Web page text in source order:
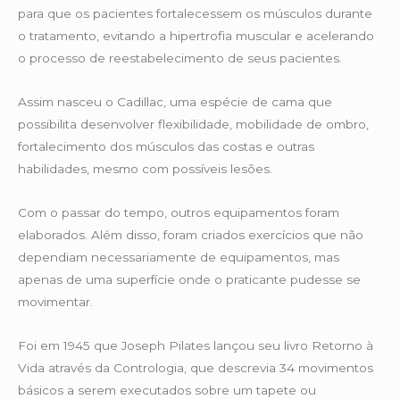
para que os pacientes fortalecessem os músculos durante
o tratamento, evitando a hipertrofia muscular e acelerando
o processo de reestabelecimento de seus pacientes.
Assim nasceu o Cadillac, uma espécie de cama que
possibilita desenvolver flexibilidade, mobilidade de ombro,
fortalecimento dos músculos das costas e outras
habilidades, mesmo com possíveis lesões.
Com o passar do tempo, outros equipamentos foram
elaborados. Além disso, foram criados exercícios que não
dependiam necessariamente de equipamentos, mas
apenas de uma superfície onde o praticante pudesse se
movimentar.
Foi em 1945 que Joseph Pilates lançou seu livro Retorno à
Vida através da Contrologia, que descrevia 34 movimentos
básicos a serem executados sobre um tapete ou